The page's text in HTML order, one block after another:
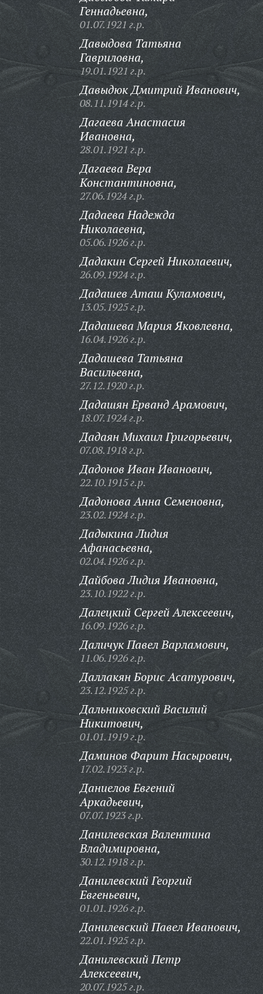
Геннадьевна,
01.07.1921 г.р.
Давыдова Татьяна
Гавриловна,
19.01.1921 г.р.
Давыдюк Дмитрий Иванович,
08.11.1914 г.р.
Дагаева Анастасия
Ивановна,
28.01.1921 г.р.
Дагаева Вера
Константиновна,
27.06.1924 г.р.
Дадаева Надежда
Николаевна,
05.06.1926 г.р.
Дадакин Сергей Николаевич,
26.09.1924 г.р.
Дадашев Аташ Куламович,
13.05.1925 г.р.
Дадашева Мария Яковлевна,
16.04.1926 г.р.
Дадашева Татьяна
Васильевна,
27.12.1920 г.р.
Дадашян Ерванд Арамович,
18.07.1924 г.р.
Дадаян Михаил Григорьевич,
07.08.1918 г.р.
Дадонов Иван Иванович,
22.10.1915 г.р.
Дадонова Анна Семеновна,
23.02.1924 г.р.
Дадыкина Лидия
Афанасьевна,
02.04.1926 г.р.
Дайбова Лидия Ивановна,
23.10.1922 г.р.
Далецкий Сергей Алексеевич,
16.09.1926 г.р.
Даличук Павел Варламович,
11.06.1926 г.р.
Даллакян Борис Асатурович,
23.12.1925 г.р.
Дальниковский Василий
Никитович,
01.01.1919 г.р.
Даминов Фарит Насырович,
17.02.1923 г.р.
Даниелов Евгений
Аркадьевич,
07.07.1923 г.р.
Данилевская Валентина
Владимировна,
30.12.1918 г.р.
Данилевский Георгий
Евгеньевич,
01.01.1926 г.р.
Данилевский Павел Иванович,
22.01.1925 г.р.
Данилевский Петр
Алексеевич,
20.07.1925 г.р.